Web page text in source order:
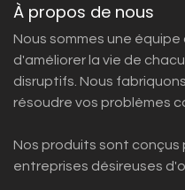
À propos de nous
Nous sommes une
d'améliorer la vie de
disruptifs. Nous
résoudre vos problèmes
Nos produits sont
entreprises désireuses